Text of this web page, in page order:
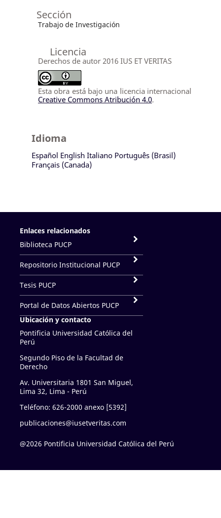
Sección
Trabajo de Investigación
Licencia
Derechos de autor 2016 IUS ET VERITAS
Esta obra está bajo una licencia internacional
Creative Commons Atribución 4.0.
Idioma
Español English Italiano Português (Brasil)
Français (Canada)
Enlaces relacionados
Biblioteca PUCP
Repositorio Institucional PUCP
Tesis PUCP
Portal de Datos Abiertos PUCP
Ubicación y contacto
Pontificia Universidad Católica del
Perú
Segundo Piso de la Facultad de
Derecho
Av. Universitaria 1801 San Miguel,
Lima 32, Lima - Perú
Teléfono: 626-2000 anexo [5392]
publicaciones@iusetveritas.com
@2026 Pontificia Universidad Católica del Perú